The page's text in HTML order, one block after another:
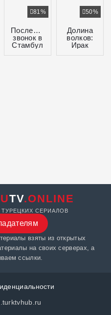
Последний
звонок в
Стамбул
81%
Долина
волков:
Ирак
50%
TV.ONLINE
СЕРИАЛОВ
взяты из открытых
на своих серверах, а
ссылки.